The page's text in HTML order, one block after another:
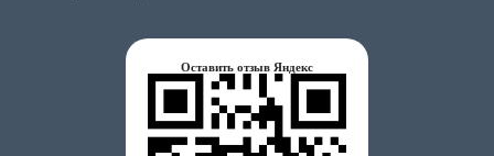
Оставить отзыв Яндекс